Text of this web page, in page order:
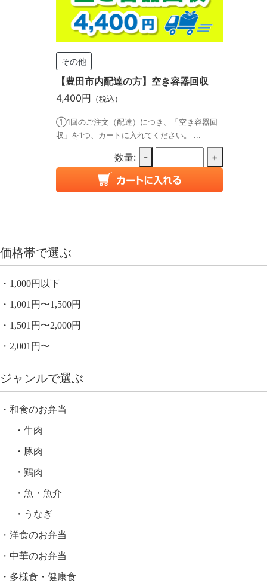
その他
【豊田市内配達の方】空き容器回収
4,400円
（税込）
①1回のご注文（配達）につき、「空き容器回
収」を1つ、カートに入れてください。 ...
数量: - +
価格帯で選ぶ
1,000円以下
1,001円〜1,500円
1,501円〜2,000円
2,001円〜
ジャンルで選ぶ
和食のお弁当
牛肉
豚肉
鶏肉
魚・魚介
うなぎ
洋食のお弁当
中華のお弁当
多様食・健康食